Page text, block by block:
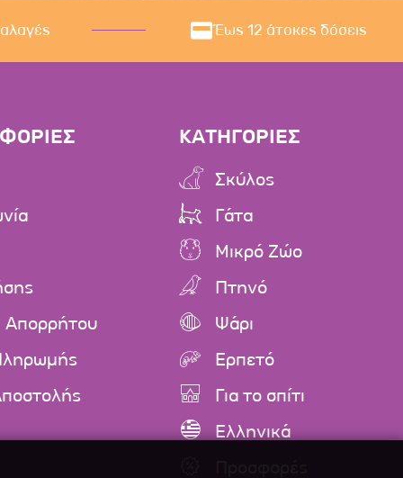
Έως 12 άτοκες δόσεις
Απορρήτου
ΚΑΤΗΓΟΡΙΕΣ
Σκύλος
Γάτα
Μικρό Ζώο
Πτηνό
Ψάρι
Ερπετό
Για το σπίτι
Ελληνικά